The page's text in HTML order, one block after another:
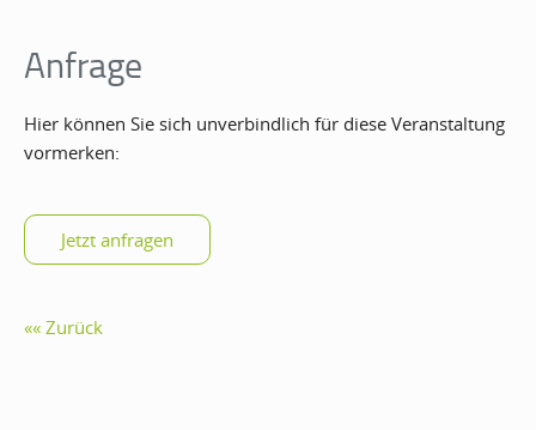
Anfrage
Hier können Sie sich unverbindlich für diese Veranstaltung
vormerken:
Zurück